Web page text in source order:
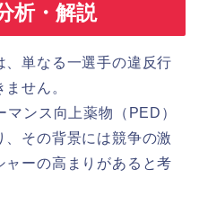
析・解説
、単なる一選手の違反行
せん。
ンス向上薬物（PED）
その背景には競争の激
ーの高まりがあると考